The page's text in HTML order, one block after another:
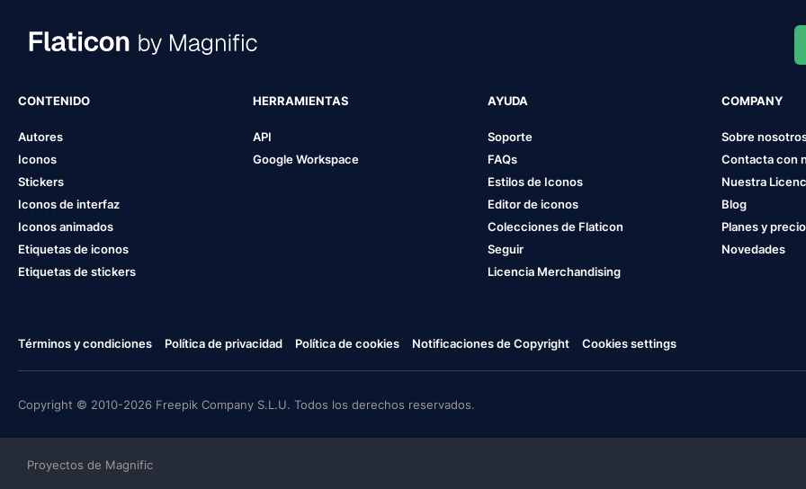
CONTENIDO
Autores
Iconos
Stickers
Iconos de interfaz
Iconos animados
Etiquetas de iconos
Etiquetas de stickers
HERRAMIENTAS
API
Google Workspace
AYUDA
Soporte
FAQs
Estilos de Iconos
Editor de iconos
Colecciones de Flaticon
Seguir
Licencia Merchandising
COMPANY
Sobre
Contacta con
Nuestra
Blog
Planes y
Novedades
Términos y condiciones Política de privacidad Política de cookies Notificaciones de Copyright Cookies settings
Copyright © 2010-2026 Freepik Company S.L.U. Todos los derechos reservados.
Proyectos de Magnific